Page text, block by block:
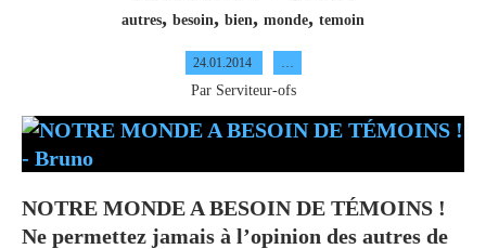
autres, besoin, bien, monde, temoin
24.01.2014 …
Par Serviteur-ofs
NOTRE MONDE A BESOIN DE TÉMOINS !
Ne permettez jamais à l’opinion des autres de